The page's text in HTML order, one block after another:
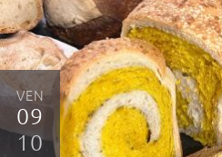
VEN
09
10